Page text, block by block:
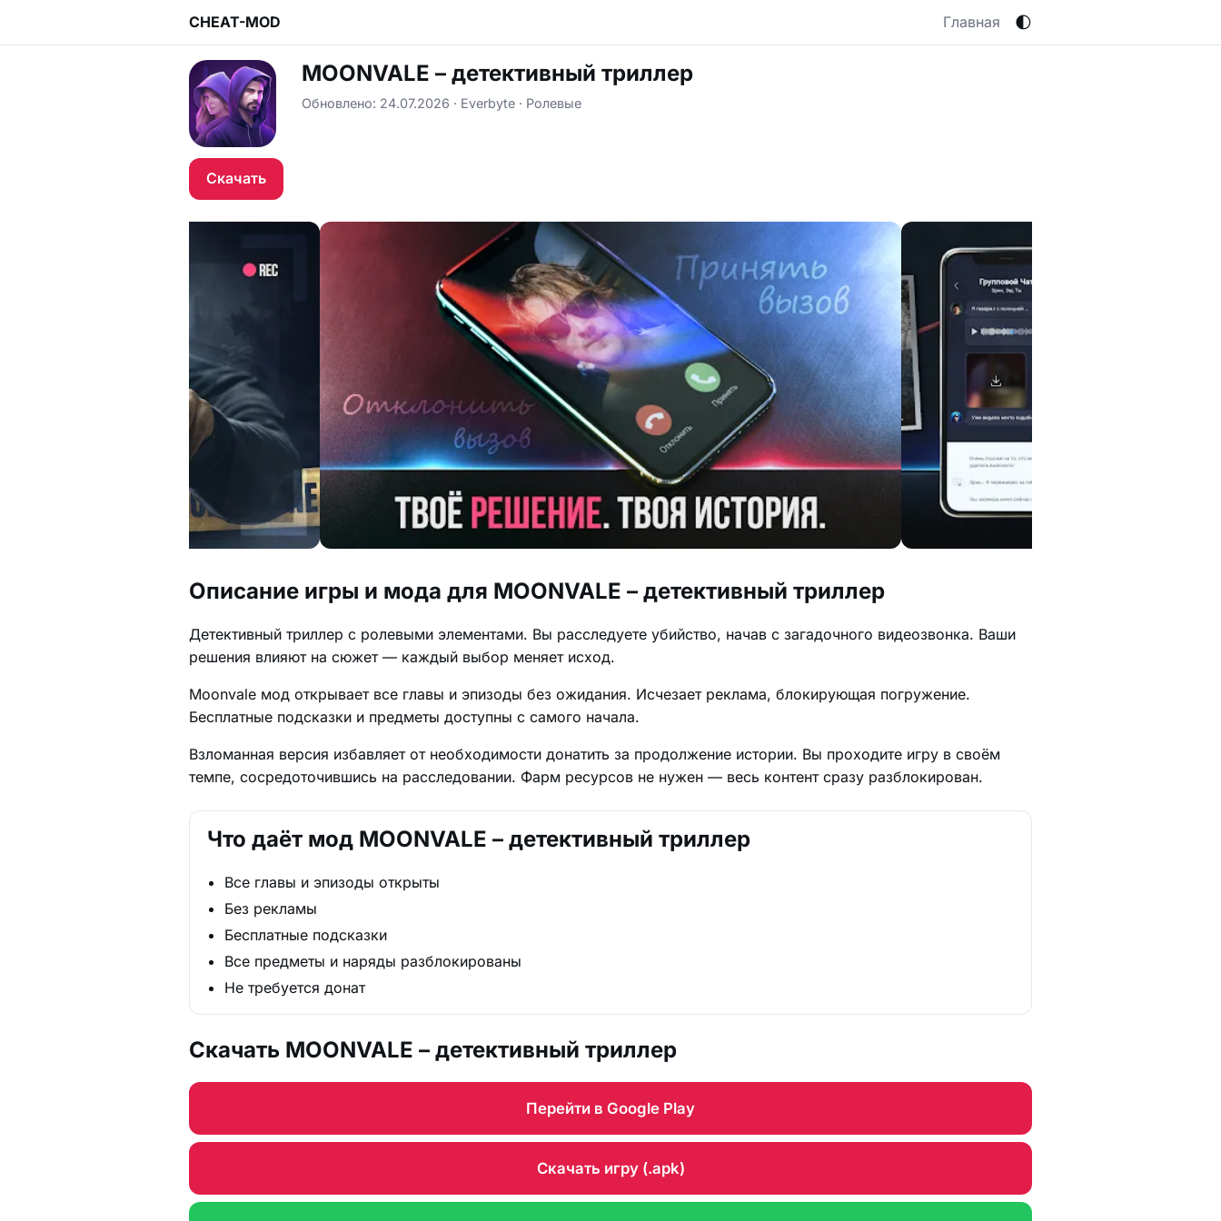
CHEAT-MOD Главная 🌓
MOONVALE – детективный триллер
Обновлено: 24.07.2026 Everbyte Ролевые
Скачать
Описание игры и мода для MOONVALE – детективный триллер
Детективный триллер с ролевыми элементами. Вы расследуете убийство, начав с загадочного видеозвонка. Ваши
решения влияют на сюжет — каждый выбор меняет исход.
Moonvale мод открывает все главы и эпизоды без ожидания. Исчезает реклама, блокирующая погружение.
Бесплатные подсказки и предметы доступны с самого начала.
Взломанная версия избавляет от необходимости донатить за продолжение истории. Вы проходите игру в своём
темпе, сосредоточившись на расследовании. Фарм ресурсов не нужен — весь контент сразу разблокирован.
Что даёт мод MOONVALE – детективный триллер
Все главы и эпизоды открыты
Без рекламы
Бесплатные подсказки
Все предметы и наряды разблокированы
Не требуется донат
Скачать MOONVALE – детективный триллер
Перейти в Google Play
Скачать игру (.apk)